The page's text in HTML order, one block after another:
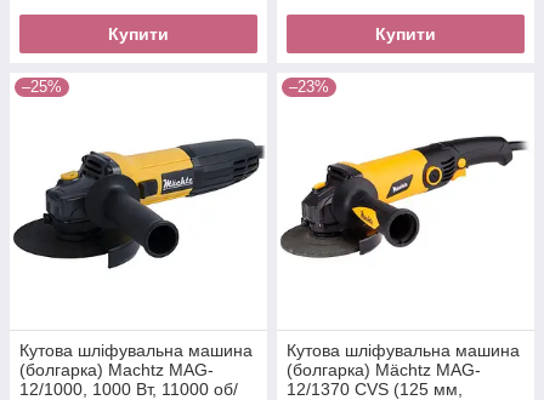
Купити Купити
–25%
Кутова шліфувальна машина
(болгарка) Machtz MAG-
12/1000, 1000 Вт, 11000 об/
–23%
Кутова шліфувальна машина
(болгарка) Mächtz MAG-
12/1370 CVS (125 мм,